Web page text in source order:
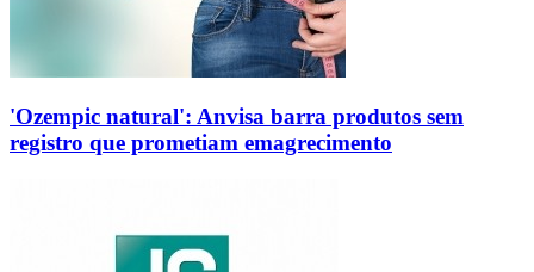
'Ozempic natural': Anvisa barra produtos sem
registro que prometiam emagrecimento